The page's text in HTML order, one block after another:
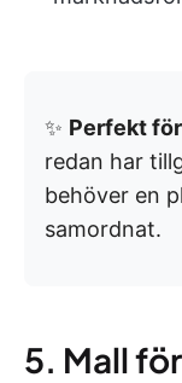
✨ Perfekt för
redan har
behöver en
samordnat.
5. Mall